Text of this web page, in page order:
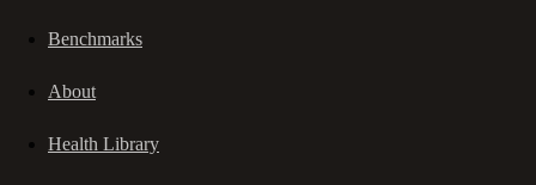
Benchmarks
About
Health Library